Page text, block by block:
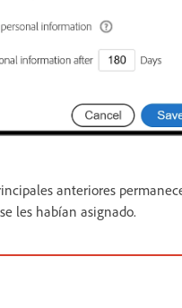
anteriores
les habían asignado.